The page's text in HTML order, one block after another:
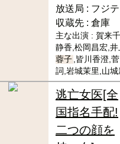
放送局 : フジ
収蔵先 : 倉庫
主な出演 : 賀来
静香,松岡昌宏,
蓉子 ,皆川香澄,
詞,岩城茉里,山城
逃亡女医[全
国指名手配!
二つの顔を